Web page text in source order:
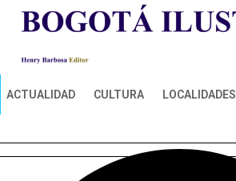
ACTUALIDAD CULTURA LOCALIDADES